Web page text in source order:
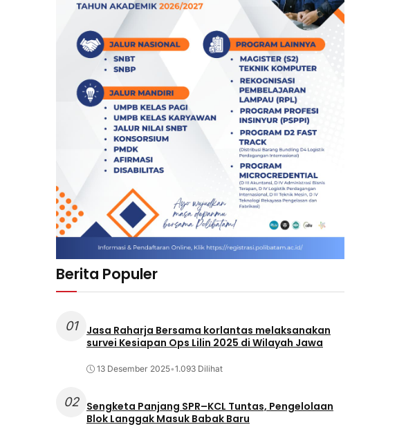
Berita Populer
01
Jasa Raharja Bersama korlantas melaksanakan
survei Kesiapan Ops Lilin 2025 di Wilayah Jawa
13 Desember 2025•1.093 Dilihat
02
Sengketa Panjang SPR–KCL Tuntas, Pengelolaan
Blok Langgak Masuk Babak Baru